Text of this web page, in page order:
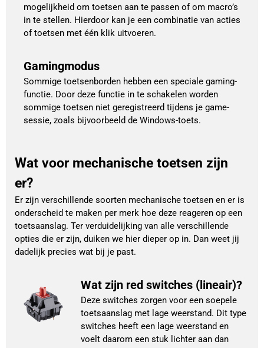
mogelijkheid om toetsen aan te passen of om macro’s
in te stellen. Hierdoor kan je een combinatie van acties
of toetsen met één klik uitvoeren.
Gamingmodus
Sommige toetsenborden hebben een speciale gaming-
functie. Door deze functie in te schakelen worden
sommige toetsen niet geregistreerd tijdens je game-
sessie, zoals bijvoorbeeld de Windows-toets.
Wat voor mechanische toetsen zijn
er?
Er zijn verschillende soorten mechanische toetsen en er is
onderscheid te maken per merk hoe deze reageren op een
toetsaanslag. Ter verduidelijking van alle verschillende
opties die er zijn, duiken we hier dieper op in. Dan weet jij
dadelijk precies wat bij je past.
Wat zijn red switches (lineair)?
Deze switches zorgen voor een soepele
toetsaanslag met lage weerstand. Dit type
switches heeft een lage weerstand en
voelt daarom een stuk lichter aan dan